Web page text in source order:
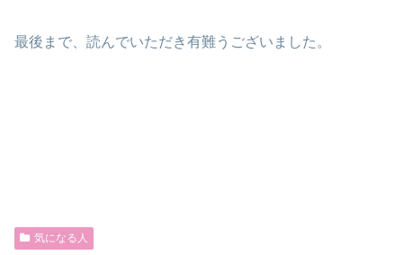
最後まで、読んでいただき有難うございました。
気になる人